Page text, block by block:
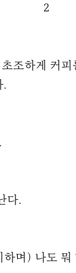
2
조하게 커피
.
다.
하며) 나도 뭐